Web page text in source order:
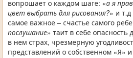
вопрошает о каждом шаге: «а я
цвет выбрать для рисования?» и
самое важное – счастье самого
послушание» таит в себе
в нем страх, чрезмерную
представлений о собственном «Я»